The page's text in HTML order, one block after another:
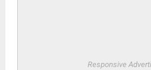
Responsive